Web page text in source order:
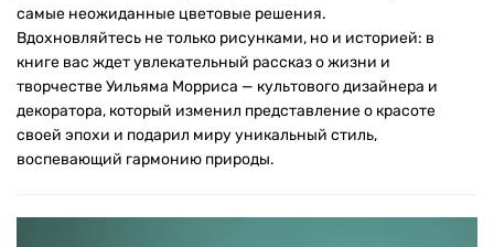
самые неожиданные цветовые решения.
Вдохновляйтесь не только рисунками, но и историей: в
книге вас ждет увлекательный рассказ о жизни и
творчестве Уильяма Морриса — культового дизайнера и
декоратора, который изменил представление о красоте
своей эпохи и подарил миру уникальный стиль,
воспевающий гармонию природы.